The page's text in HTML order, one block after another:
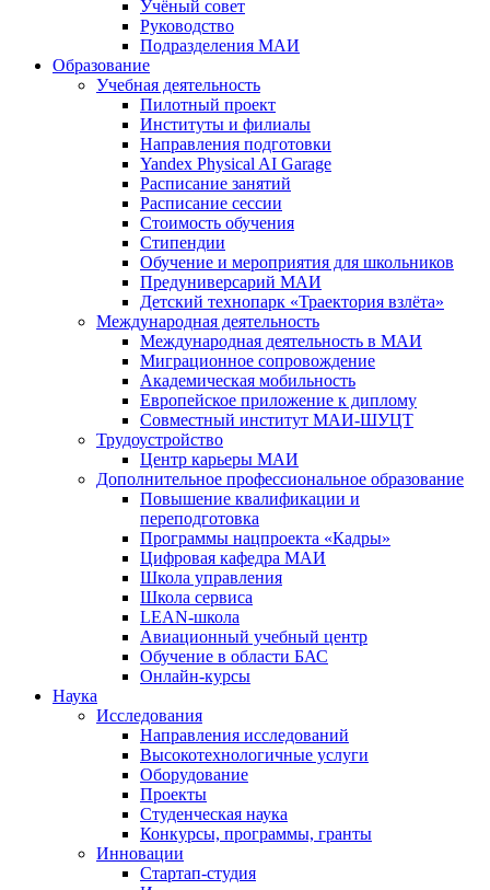
Учёный совет
Руководство
Подразделения МАИ
Образование
Учебная деятельность
Пилотный проект
Институты и филиалы
Направления подготовки
Yandex Physical AI Garage
Расписание занятий
Расписание сессии
Стоимость обучения
Стипендии
Обучение и мероприятия для школьников
Предуниверсарий МАИ
Детский технопарк «Траектория взлёта»
Международная деятельность
Международная деятельность в МАИ
Миграционное сопровождение
Академическая мобильность
Европейское приложение к диплому
Совместный институт МАИ-ШУЦТ
Трудоустройство
Центр карьеры МАИ
Дополнительное профессиональное образование
Повышение квалификации и
переподготовка
Программы нацпроекта «Кадры»
Цифровая кафедра МАИ
Школа управления
Школа сервиса
LEAN-школа
Авиационный учебный центр
Обучение в области БАС
Онлайн-курсы
Наука
Исследования
Направления исследований
Высокотехнологичные услуги
Оборудование
Проекты
Студенческая наука
Конкурсы, программы, гранты
Инновации
Стартап-студия